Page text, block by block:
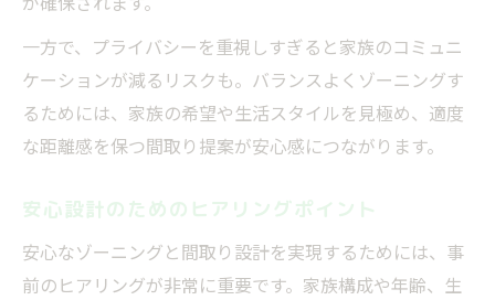
一方で、プライバシーを重視しすぎると家族のコミュニ
ケーションが減るリスクも。バランスよくゾーニングす
るためには、家族の希望や生活スタイルを見極め、適度
な距離感を保つ間取り提案が安心感につながります。
安心設計のためのヒアリングポイント
安心なゾーニングと間取り設計を実現するためには、事
前のヒアリングが非常に重要です。家族構成や年齢、生